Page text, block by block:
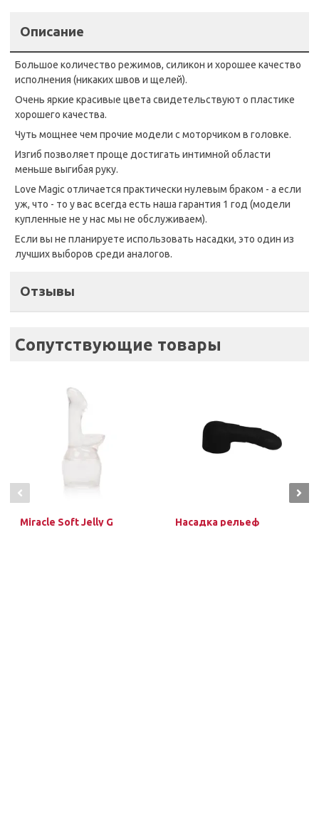
Описание
Большое количество режимов, силикон и хорошее качество
исполнения (никаких швов и щелей).
Очень яркие красивые цвета свидетельствуют о пластике
хорошего качества.
Чуть мощнее чем прочие модели с моторчиком в головке.
Изгиб позволяет проще достигать интимной области
меньше выгибая руку.
Love Magic отличается практически нулевым браком - а если
уж, что - то у вас всегда есть наша гарантия 1 год (модели
купленные не у нас мы не обслуживаем).
Если вы не планируете использовать насадки, это один из
лучших выборов среди аналогов.
Отзывы
Сопутствующие товары
Miracle Soft Jelly G
Насадка рельеф